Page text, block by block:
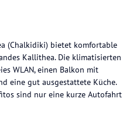
(Chalkidiki) bietet komfortable
Kallithea. Die klimatisierten
WLAN, einen Balkon mit
eine gut ausgestattete Küche.
sind nur eine kurze Autofahrt